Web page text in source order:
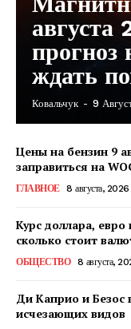
августа
прогноз
ждать
Ковальчук - 9
Цены на бензин 9
заправиться на
ГЛАВНОЕ 8 августа, 2026
Курс доллара, евро
сколько стоит
ОБЩЕСТВО 8 августа,
Ди Каприо и Безос
исчезающих видов